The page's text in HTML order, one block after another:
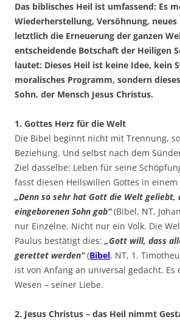
Das biblisches Heil ist umfassend: Es
Wiederherstellung, Versöhnung, neues
letztlich die Erneuerung der ganzen
entscheidende Botschaft der Heiligen
lautet: Dieses Heil ist keine Idee, kein
moralisches Programm, sondern
Sohn, der Mensch Jesus Christus.
1. Gottes Herz für die Welt
Die Bibel beginnt nicht mit Trennung,
Beziehung. Und selbst nach dem
Ziel dasselbe: Leben für seine
fasst diesen Heilswillen Gottes in einem
„Denn so sehr hat Gott die Welt geliebt,
eingeborenen Sohn gab“(Bibel, NT,
nur Einzelne. Nicht nur ein Volk. Die
Paulus bestätigt dies: „Gott will, dass
gerettet werden“(Bibel, NT, 1.
ist von Anfang an universal gedacht.
Wesen – seiner Liebe.
2. Jesus Christus – das Heil nimmt